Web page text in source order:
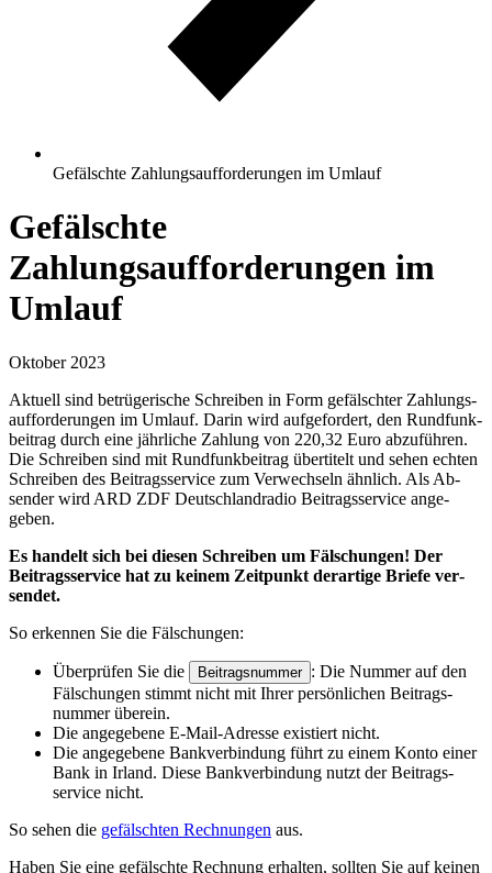
Gefälschte Zahlungsaufforderungen im Umlauf
Gefälschte
Zahlungsaufforderungen im
Umlauf
Oktober 2023
Aktuell sind be­trügerische Schreiben in Form ge­fälschter Zahlungs­
auf­forde­rungen im Um­lauf. Darin wird auf­ge­fordert, den Rund­funk­
beitrag durch eine jähr­liche Zahlung von 220,32 Euro ab­zu­führen.
Die Schreiben sind mit Rund­funk­beitrag über­titelt und sehen echten
Schreiben des Beitrags­service zum Ver­wechseln ähn­lich. Als Ab­
sender wird ARD ZDF Deutsch­land­radio Beitrags­service ange­
geben.
Es handelt sich bei diesen Schreiben um Fälschungen! Der
Beitrags­service hat zu keinem Zeit­punkt der­artige Briefe ver­
sendet.
So er­kennen Sie die Fälschungen:
Über­prüfen Sie die Beitragsnummer : Die Nummer auf den
Fälschungen stimmt nicht mit Ihrer persön­lichen Beitrags­
nummer über­ein.
Die an­ge­gebene E-Mail-Adresse existiert nicht.
Die an­ge­gebene Bank­ver­bin­dung führt zu einem Konto einer
Bank in Irland. Diese Bank­ver­bin­dung nutzt der Beitrags­
service nicht.
So sehen die gefälschten Rechnungen aus.
Haben Sie eine gefälschte Rechnung er­halten, sollten Sie auf keinen